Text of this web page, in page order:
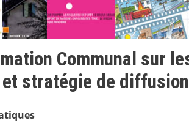
Communal sur
stratégie de diffusion